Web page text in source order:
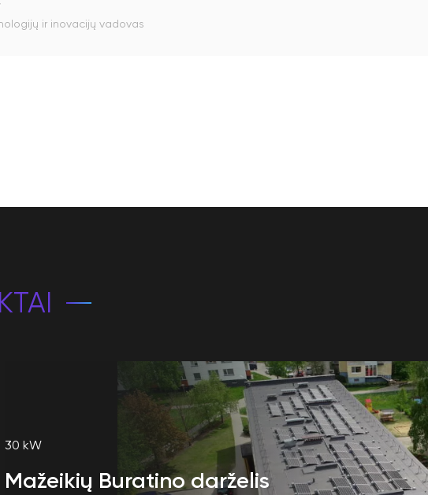
ir inovacijų vadovas
30 kW
Mažeikių Buratino darželis